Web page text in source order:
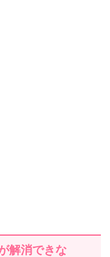
解消できな